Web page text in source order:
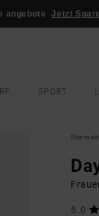
angebote Jetzt
SPORT
5.0